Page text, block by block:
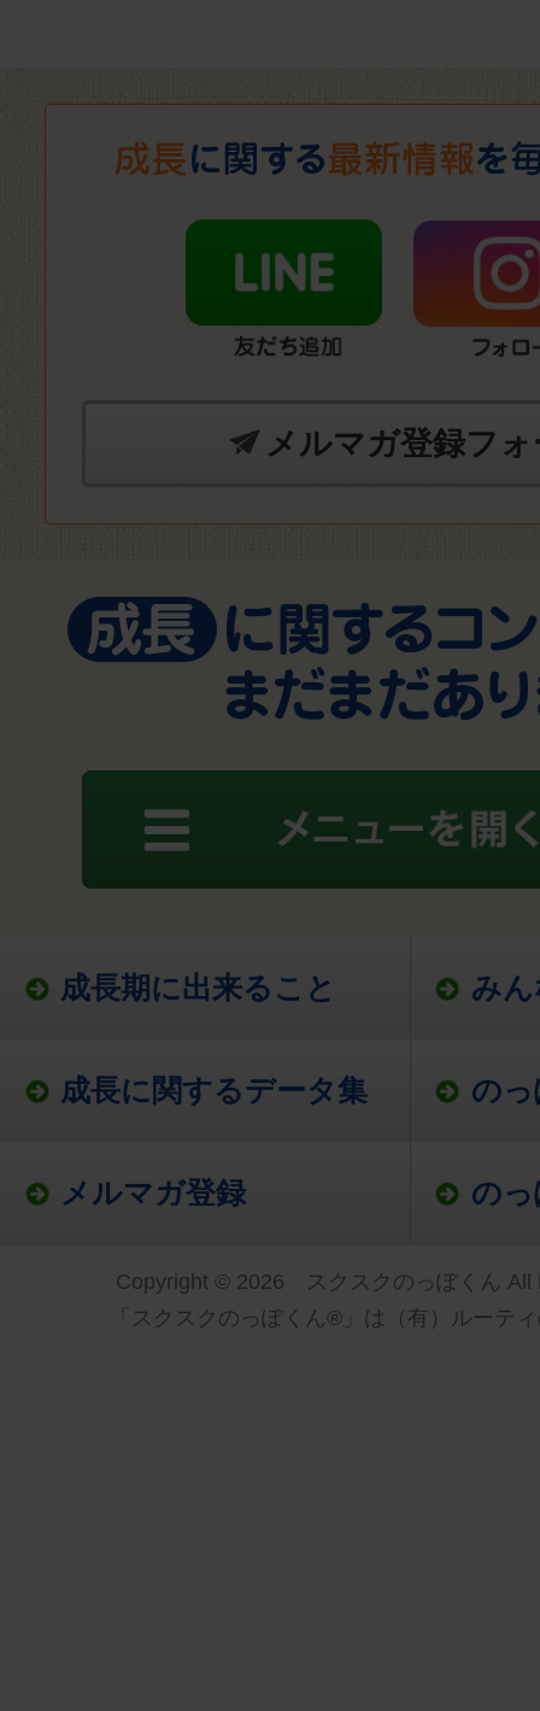
メルマガ登録フ
成長期に出来ること み
成長に関するデータ集 の
メルマガ登録 の
Copyright © 2026 スクスクのっぽくん All
「スクスクのっぽくん®」は（有）ルーテ